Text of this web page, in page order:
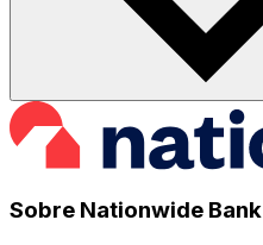
Sobre Nationwide Bank